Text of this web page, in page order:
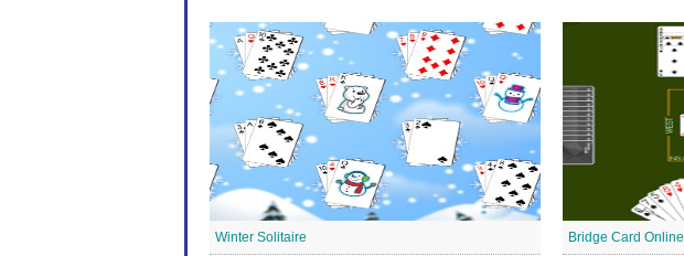
Winter Solitaire Bridge Card Online